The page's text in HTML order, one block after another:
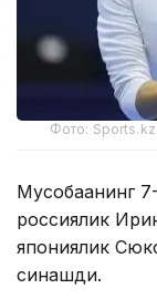
Фото: Sports.kz
Мусобақанинг
россиялик
япониялик
синашди.